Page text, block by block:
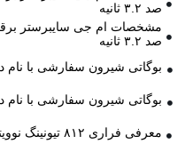
صد ۳.۲ ثانیه
صد ۳.۲ ثانیه
بوگاتی شیرون سفارشی با نام
بوگاتی شیرون سفارشی با نام
معرفی فراری ۸۱۲ تیونینگ نوویتک و نسخه ویژه برای حراج خیریه